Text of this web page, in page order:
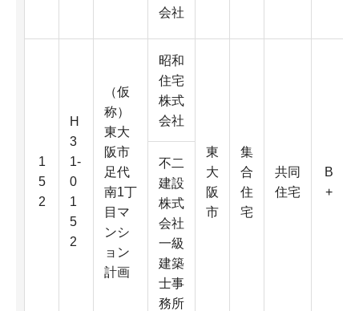
会社
1
5
2
H
3
1-
0
1
5
2
（仮
称）
東大
阪市
足代
南1丁
目マ
ンシ
ョン
計画
昭和
住宅
株式
会社
東
大
阪
市
集
合
住
宅
共同
住宅
B
+
不二
建設
株式
会社
一級
建築
士事
務所